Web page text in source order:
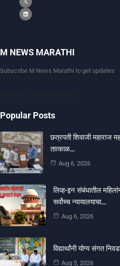
M NEWS MARATHI
Subscribe M News Marathi to get updates
Popular Posts
छत्रपती शिवाजी महाराज
तात्काळ…
Aug 6, 2026
लिव्ह-इन संबंधातील
सर्वोच्च न्यायालयाचा…
Aug 6, 2026
विद्यार्थांनी योग्य संगत
Aug 5, 2026